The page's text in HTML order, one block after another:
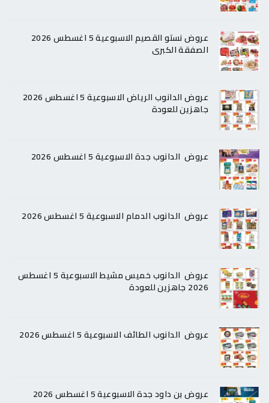
عروض نستو القصيم الاسبوعية 5 اغسطس 2026
الصفقة الكبرى
عروض الدانوب الرياض الاسبوعية 5 اغسطس 2026
جاهزين للعودة
عروض الدانوب جدة الاسبوعية 5 اغسطس 2026
عروض الدانوب الدمام الاسبوعية 5 اغسطس 2026
عروض الدانوب خميس مشيط الاسبوعية 5 اغسطس
2026 جاهزين للعودة
عروض الدانوب الطائف الاسبوعية 5 اغسطس 2026
عروض بن داود جدة الاسبوعية 5 اغسطس 2026